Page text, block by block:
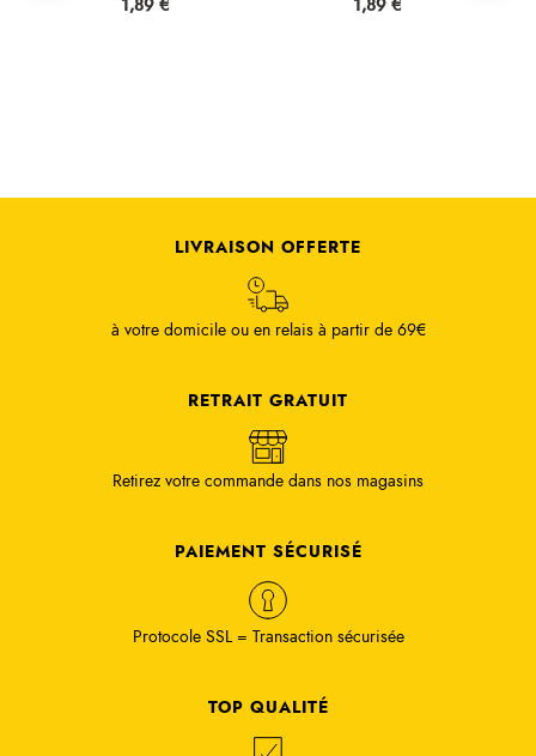
1,89 € 1,89 €
LIVRAISON OFFERTE
à votre domicile ou en relais à partir de 69€
RETRAIT GRATUIT
Retirez votre commande dans nos magasins
PAIEMENT SÉCURISÉ
Protocole SSL = Transaction sécurisée
TOP QUALITÉ